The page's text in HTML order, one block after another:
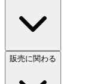
販売に関わる